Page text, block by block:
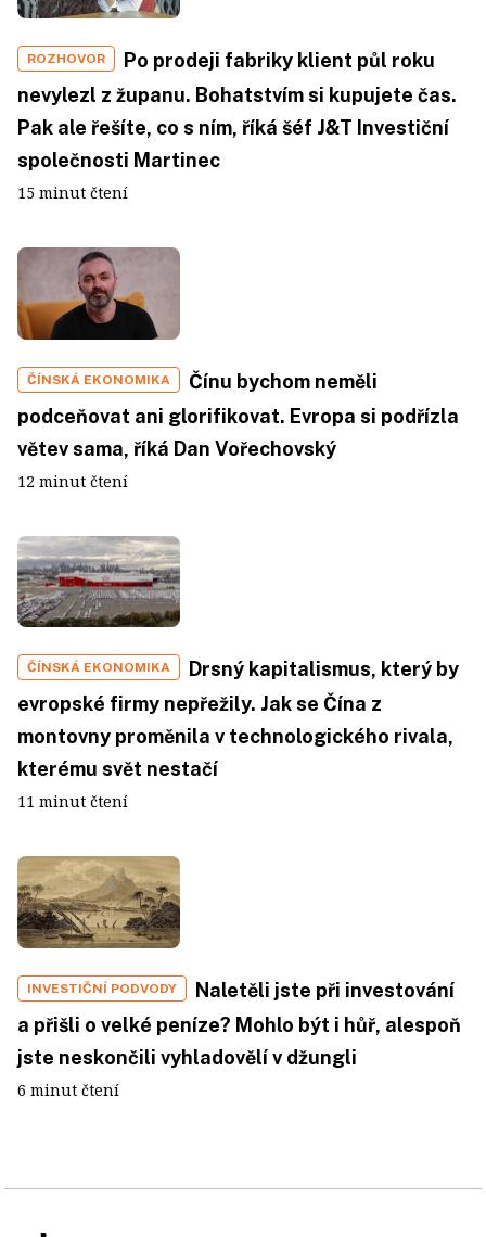
ROZHOVOR
Po prodeji fabriky klient půl roku
nevylezl z županu. Bohatstvím si kupujete čas.
Pak ale řešíte, co s ním, říká šéf J&T Investiční
společnosti Martinec
15 minut čtení
ČÍNSKÁ EKONOMIKA
Čínu bychom neměli
podceňovat ani glorifikovat. Evropa si podřízla
větev sama, říká Dan Vořechovský
12 minut čtení
ČÍNSKÁ EKONOMIKA
Drsný kapitalismus, který by
evropské firmy nepřežily. Jak se Čína z
montovny proměnila v technologického rivala,
kterému svět nestačí
11 minut čtení
INVESTIČNÍ PODVODY
Naletěli jste při investování
a přišli o velké peníze? Mohlo být i hůř, alespoň
jste neskončili vyhladovělí v džungli
6 minut čtení